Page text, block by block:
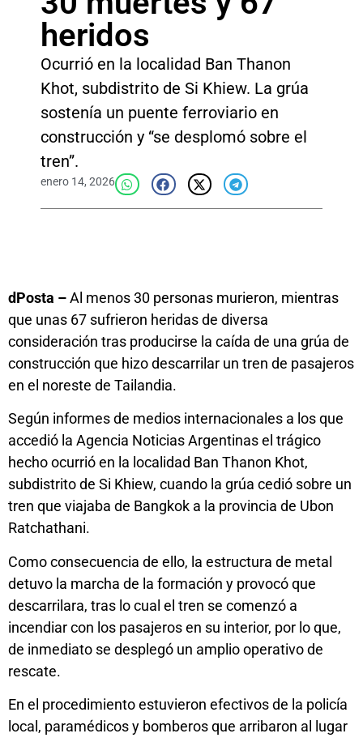
heridos
Ocurrió en la localidad Ban Thanon
Khot, subdistrito de Si Khiew. La grúa
sostenía un puente ferroviario en
construcción y “se desplomó sobre el
tren”.
enero 14, 2026
dPosta –Al menos 30 personas murieron, mientras
que unas 67 sufrieron heridas de diversa
consideración tras producirse la caída de una grúa de
construcción que hizo descarrilar un tren de pasajeros
en el noreste de Tailandia.
Según informes de medios internacionales a los que
accedió la Agencia Noticias Argentinas el trágico
hecho ocurrió en la localidad Ban Thanon Khot,
subdistrito de Si Khiew, cuando la grúa cedió sobre un
tren que viajaba de Bangkok a la provincia de Ubon
Ratchathani.
Como consecuencia de ello, la estructura de metal
detuvo la marcha de la formación y provocó que
descarrilara, tras lo cual el tren se comenzó a
incendiar con los pasajeros en su interior, por lo que,
de inmediato se desplegó un amplio operativo de
rescate.
En el procedimiento estuvieron efectivos de la policía
local, paramédicos y bomberos que arribaron al lugar